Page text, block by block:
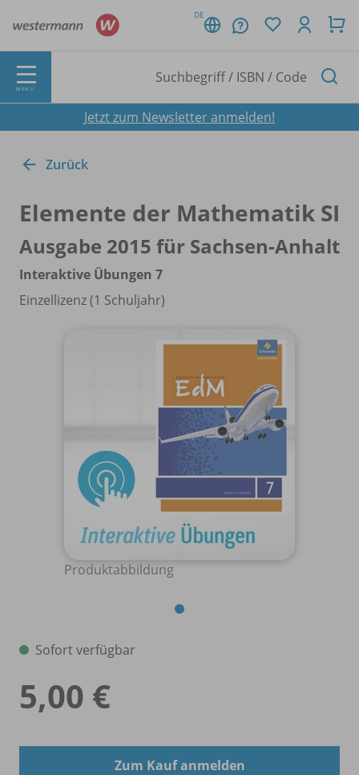
DE
MENÜ
Jetzt zum Newsletter anmelden!
Zurück
Elemente der Mathematik SI
Ausgabe 2015 für Sachsen-Anhalt
Interaktive Übungen 7
Einzellizenz (1 Schuljahr)
Produktabbildung
Sofort verfügbar
5,00 €
Zum Kauf anmelden